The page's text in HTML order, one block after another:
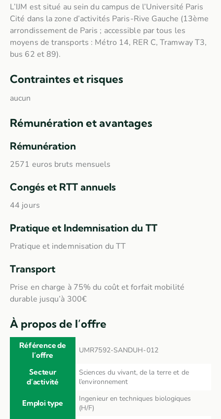
L’IJM est situé au sein du campus de l’Université Paris
Cité dans la zone d’activités Paris-Rive Gauche (13ème
arrondissement de Paris ; accessible par tous les
moyens de transports : Métro 14, RER C, Tramway T3,
bus 62 et 89).
Contraintes et risques
aucun
Rémunération et avantages
Rémunération
2571 euros bruts mensuels
Congés et RTT annuels
44 jours
Pratique et Indemnisation du TT
Pratique et indemnisation du TT
Transport
Prise en charge à 75% du coût et forfait mobilité
durable jusqu’à 300€
À propos de l’offre
Référence de
l’offre
UMR7592-SANDUH-012
Secteur
d’activité
Sciences du vivant, de la terre et de
l’environnement
Emploi type
Ingenieur en techniques biologiques
(H/F)